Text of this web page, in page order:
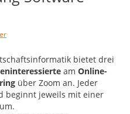
bietet drei
am Online-
über Zoom an. Jeder
beginnt jeweils mit einer